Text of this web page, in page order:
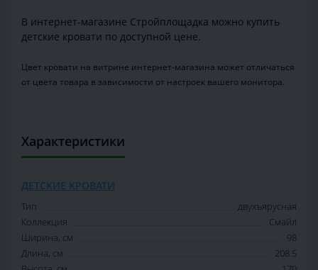
В интернет-магазине Стройплощадка можно купить
детские кровати по доступной цене.
Цвет кровати на витрине интернет-магазина может отличаться
от цвета товара в зависимости от настроек вашего монитора.
Характеристики
ДЕТСКИЕ КРОВАТИ
Тип
двухъярусная
Коллекция
Смайл
Ширина, см
98
Длина, см
208.5